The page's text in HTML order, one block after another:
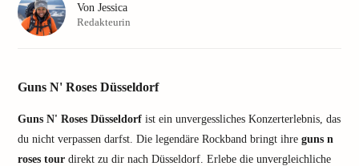
Guns N' Roses Düsseldorf
Guns N' Roses Düsseldorf ist ein unvergessliches Konzerterlebnis, das
du nicht verpassen darfst. Die legendäre Rockband bringt ihre guns n
roses tour direkt zu dir nach Düsseldorf. Erlebe die unvergleichliche
Von Jessica
Redakteurin